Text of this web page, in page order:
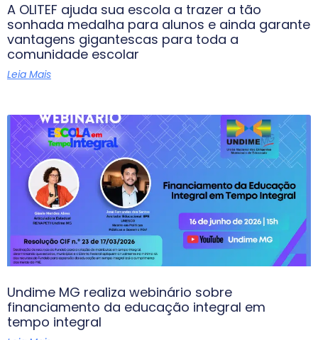
A OLITEF ajuda sua escola a trazer a tão
sonhada medalha para alunos e ainda garante
vantagens gigantescas para toda a
comunidade escolar
Leia Mais
Undime MG realiza webinário sobre
financiamento da educação integral em
tempo integral